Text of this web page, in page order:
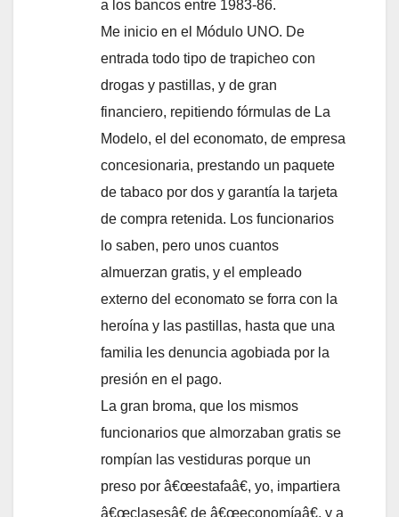
a los bancos entre 1983-86.
Me inicio en el Módulo UNO. De
entrada todo tipo de trapicheo con
drogas y pastillas, y de gran
financiero, repitiendo fórmulas de La
Modelo, el del economato, de empresa
concesionaria, prestando un paquete
de tabaco por dos y garantí­a la tarjeta
de compra retenida. Los funcionarios
lo saben, pero unos cuantos
almuerzan gratis, y el empleado
externo del economato se forra con la
heroí­na y las pastillas, hasta que una
familia les denuncia agobiada por la
presión en el pago.
La gran broma, que los mismos
funcionarios que almorzaban gratis se
rompí­an las vestiduras porque un
preso por â€œestafaâ€, yo, impartiera
â€œclasesâ€ de â€œeconomí­aâ€, y a